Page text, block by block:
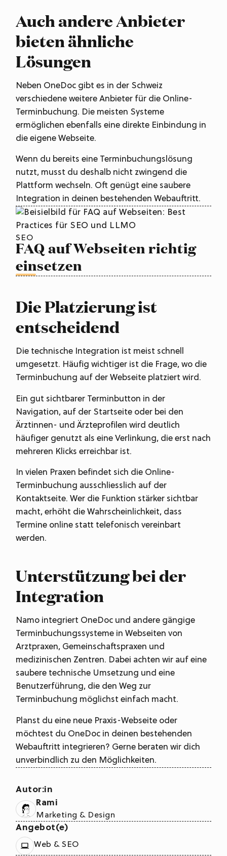
Auch andere Anbieter
bieten ähnliche
Lösungen
Neben OneDoc gibt es in der Schweiz
verschiedene weitere Anbieter für die Online-
Terminbuchung. Die meisten Systeme
ermöglichen ebenfalls eine direkte Einbindung in
die eigene Webseite.
Wenn du bereits eine Terminbuchungslösung
nutzt, musst du deshalb nicht zwingend die
Plattform wechseln. Oft genügt eine saubere
Integration in deinen bestehenden Webauftritt.
SEO
FAQ auf Webseiten richtig
einsetzen
Die Platzierung ist
entscheidend
Die technische Integration ist meist schnell
umgesetzt. Häufig wichtiger ist die Frage, wo die
Terminbuchung auf der Webseite platziert wird.
Ein gut sichtbarer Terminbutton in der
Navigation, auf der Startseite oder bei den
Ärztinnen- und Ärzteprofilen wird deutlich
häufiger genutzt als eine Verlinkung, die erst nach
mehreren Klicks erreichbar ist.
In vielen Praxen befindet sich die Online-
Terminbuchung ausschliesslich auf der
Kontaktseite. Wer die Funktion stärker sichtbar
macht, erhöht die Wahrscheinlichkeit, dass
Termine online statt telefonisch vereinbart
werden.
Unterstützung bei der
Integration
Namo integriert OneDoc und andere gängige
Terminbuchungssysteme in Webseiten von
Arztpraxen, Gemeinschaftspraxen und
medizinischen Zentren. Dabei achten wir auf eine
saubere technische Umsetzung und eine
Benutzerführung, die den Weg zur
Terminbuchung möglichst einfach macht.
Planst du eine neue Praxis-Webseite oder
möchtest du OneDoc in deinen bestehenden
Webauftritt integrieren? Gerne beraten wir dich
unverbindlich zu den Möglichkeiten.
Autor:in
Rami
Marketing & Design
Angebot(e)
Web & SEO